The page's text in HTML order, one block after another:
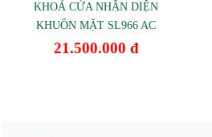
KHOÁ CỬA NHẬN DIỆN
KHUÔN MẶT SL966 AC
21.500.000 đ